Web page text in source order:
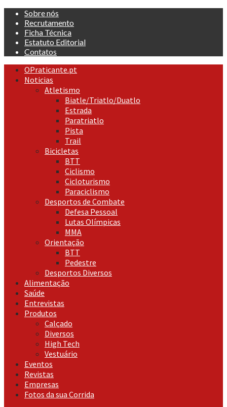
Skip
content
Sobre nós
Recrutamento
Ficha Técnica
Estatuto Editorial
Contatos
Primary
Menu
OPraticante.pt
Noticias
Atletismo
Biatle/Triatlo/Duatlo
Estrada
Paratriatlo
Pista
Trail
Bicicletas
BTT
Ciclismo
Cicloturismo
Paraciclismo
Desportos de Combate
Defesa Pessoal
Lutas Olímpicas
MMA
Orientação
BTT
Pedestre
Desportos Diversos
Alimentação
Saúde
Entrevistas
Produtos
Calçado
Diversos
High Tech
Vestuário
Eventos
Revistas
Empresas
Fotos da sua Corrida